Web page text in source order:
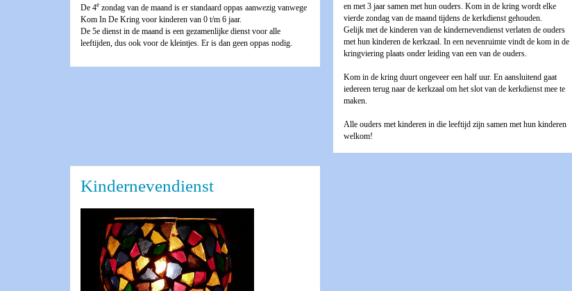
De 4e zondag van de maand is er standaard oppas aanwezig vanwege
Kom In De Kring voor kinderen van 0 t/m 6 jaar.
De 5e dienst in de maand is een gezamenlijke dienst voor alle
leeftijden, dus ook voor de kleintjes. Er is dan geen oppas nodig.
en met 3 jaar samen met hun ouders. Kom in de kring wordt elke
vierde zondag van de maand tijdens de kerkdienst gehouden.
Gelijk met de kinderen van de kindernevendienst verlaten de ouders
met hun kinderen de kerkzaal. In een nevenruimte vindt de kom in de
kringviering plaats onder leiding van een van de ouders.
Kom in de kring duurt ongeveer een half uur. En aansluitend gaat
iedereen terug naar de kerkzaal om het slot van de kerkdienst mee te
maken.
Alle ouders met kinderen in die leeftijd zijn samen met hun kinderen
welkom!
Kindernevendienst